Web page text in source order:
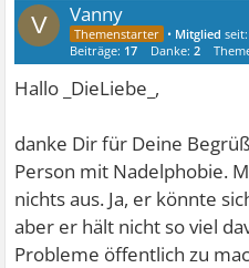
V Vanny
• Mitglied
Beiträge: 17 Danke:2
Hallo _DieLiebe_,
danke Dir für Deine
Person mit Nadelphobie.
nichts aus. Ja, er könnte
aber er hält nicht so viel
Probleme öffentlich zu